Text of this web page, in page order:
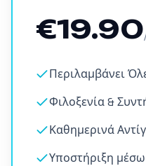
€19.90
Περιλαμβάνει
Φιλοξενία &
Καθημερινά
Υποστήριξη μέσω